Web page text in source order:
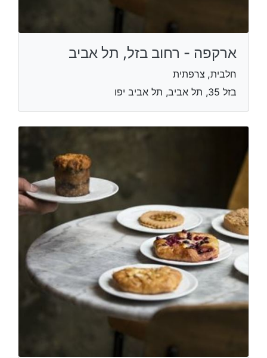
ארקפה - רחוב בזל, תל אביב
חלבית, צרפתית
בזל 35, תל אביב, תל אביב יפו